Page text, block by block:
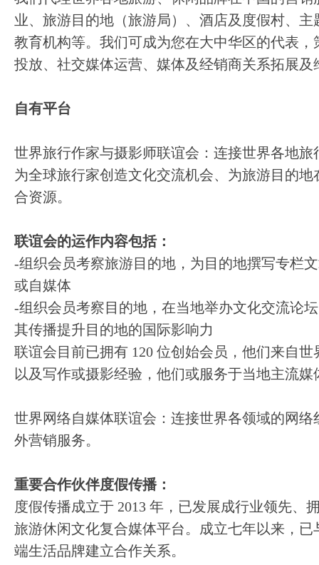
业、旅游目的地（旅游局）、酒店及度假村、
教育机构等。我们可成为您在大中华区的代表
投放、社交媒体运营、媒体及经销商关系拓展
自有平台
世界旅行作家与摄影师联谊会：连接世界各地
为全球旅行家创造文化交流机会、为旅游目的
合资源。
联谊会的运作内容包括：
-组织会员考察旅游目的地，为目的地撰写专栏
或自媒体
-组织会员考察目的地，在当地举办文化交流论
其传播提升目的地的国际影响力
联谊会目前已拥有 120 位创始会员，他们来自
以及写作或摄影经验，他们或服务于当地主流
世界网络自媒体联谊会：连接世界各领域的网
外营销服务。
重要合作伙伴度假传播：
度假传播成立于 2013 年，已发展成行业领先、
旅游休闲文化复合媒体平台。成立七年以来，已
端生活品牌建立合作关系。